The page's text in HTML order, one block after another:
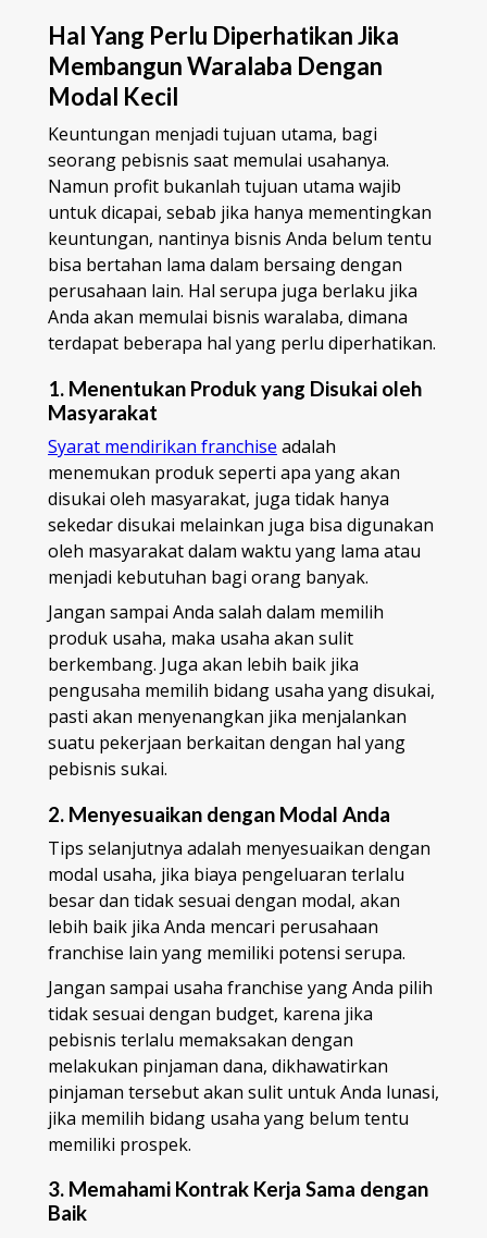
Hal Yang Perlu Diperhatikan Jika
Membangun Waralaba Dengan
Modal Kecil
Keuntungan menjadi tujuan utama, bagi
seorang pebisnis saat memulai usahanya.
Namun profit bukanlah tujuan utama wajib
untuk dicapai, sebab jika hanya mementingkan
keuntungan, nantinya bisnis Anda belum tentu
bisa bertahan lama dalam bersaing dengan
perusahaan lain. Hal serupa juga berlaku jika
Anda akan memulai bisnis waralaba, dimana
terdapat beberapa hal yang perlu diperhatikan.
1. Menentukan Produk yang Disukai oleh
Masyarakat
Syarat mendirikan franchise adalah
menemukan produk seperti apa yang akan
disukai oleh masyarakat, juga tidak hanya
sekedar disukai melainkan juga bisa digunakan
oleh masyarakat dalam waktu yang lama atau
menjadi kebutuhan bagi orang banyak.
Jangan sampai Anda salah dalam memilih
produk usaha, maka usaha akan sulit
berkembang. Juga akan lebih baik jika
pengusaha memilih bidang usaha yang disukai,
pasti akan menyenangkan jika menjalankan
suatu pekerjaan berkaitan dengan hal yang
pebisnis sukai.
2. Menyesuaikan dengan Modal Anda
Tips selanjutnya adalah menyesuaikan dengan
modal usaha, jika biaya pengeluaran terlalu
besar dan tidak sesuai dengan modal, akan
lebih baik jika Anda mencari perusahaan
franchise lain yang memiliki potensi serupa.
Jangan sampai usaha franchise yang Anda pilih
tidak sesuai dengan budget, karena jika
pebisnis terlalu memaksakan dengan
melakukan pinjaman dana, dikhawatirkan
pinjaman tersebut akan sulit untuk Anda lunasi,
jika memilih bidang usaha yang belum tentu
memiliki prospek.
3. Memahami Kontrak Kerja Sama dengan
Baik